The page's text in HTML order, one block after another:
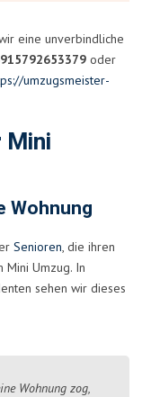
eine unverbindliche
oder
umzugsmeister-
Mini
Wohnung
Senioren, die ihren
Umzug. In
sehen wir dieses
Wohnung zog,